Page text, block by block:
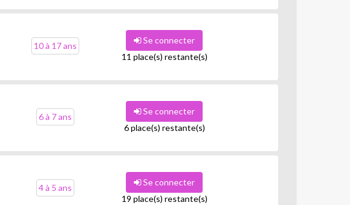
10 à 17 ans
Se connecter
11 place(s) restante(s)
6 à 7 ans
Se connecter
6 place(s) restante(s)
4 à 5 ans
Se connecter
19 place(s) restante(s)